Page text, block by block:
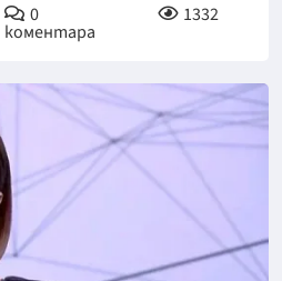
0
коментара
1332